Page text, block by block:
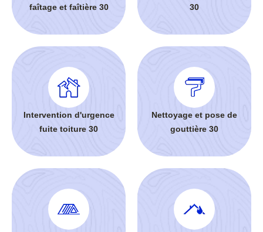
faîtage et faîtière 30
30
Intervention d'urgence
fuite toiture 30
Nettoyage et pose de
gouttière 30